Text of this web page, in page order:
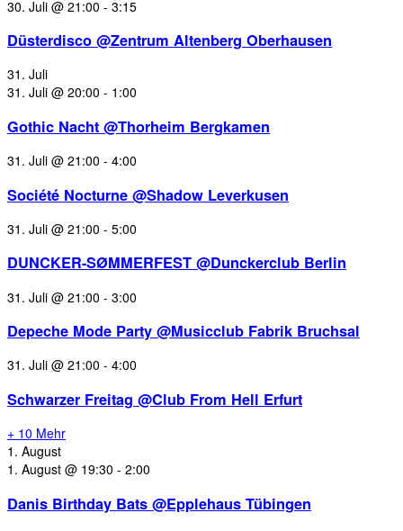
30. Juli @ 21:00 - 3:15
Düsterdisco @Zentrum Altenberg Oberhausen
31. Juli
31. Juli @ 20:00 - 1:00
Gothic Nacht @Thorheim Bergkamen
31. Juli @ 21:00 - 4:00
Société Nocturne @Shadow Leverkusen
31. Juli @ 21:00 - 5:00
DUNCKER-SØMMERFEST @Dunckerclub Berlin
31. Juli @ 21:00 - 3:00
Depeche Mode Party @Musicclub Fabrik Bruchsal
31. Juli @ 21:00 - 4:00
Schwarzer Freitag @Club From Hell Erfurt
+ 10 Mehr
1. August
1. August @ 19:30 - 2:00
Danis Birthday Bats @Epplehaus Tübingen